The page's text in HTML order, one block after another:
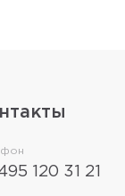
120 31 21